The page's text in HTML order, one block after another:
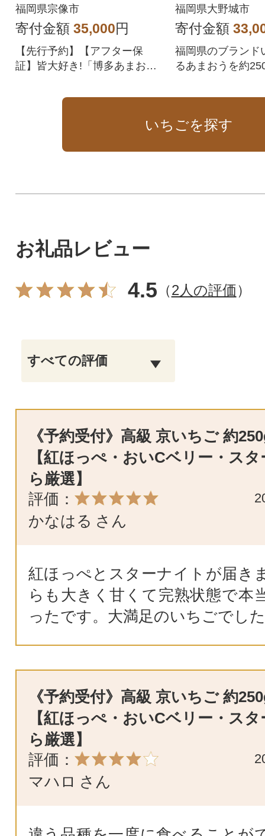
【JAほたるの里】_HB
0032
福岡県宗像市
寄付金額 35,000円
【先行予約】【アフター保
証】皆大好き!「博多あまお
福岡県大野城市
寄付金額
福岡県のブランド
るあまおうを約
いちごを探す
お礼品レビュー
4.5 （2人の評価）
《予約受付》高級 京いちご 約
【紅ほっぺ・おいCベリー・ス
ら厳選】
評価：
かなはる さん
紅ほっぺとスターナイトが届き
らも大きく甘くて完熟状態で本
ったです。大満足のいちごでし
《予約受付》高級 京いちご 約
【紅ほっぺ・おいCベリー・ス
ら厳選】
評価：
マハロ さん